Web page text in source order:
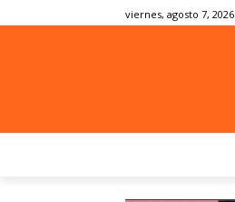
viernes, agosto 7, 2026